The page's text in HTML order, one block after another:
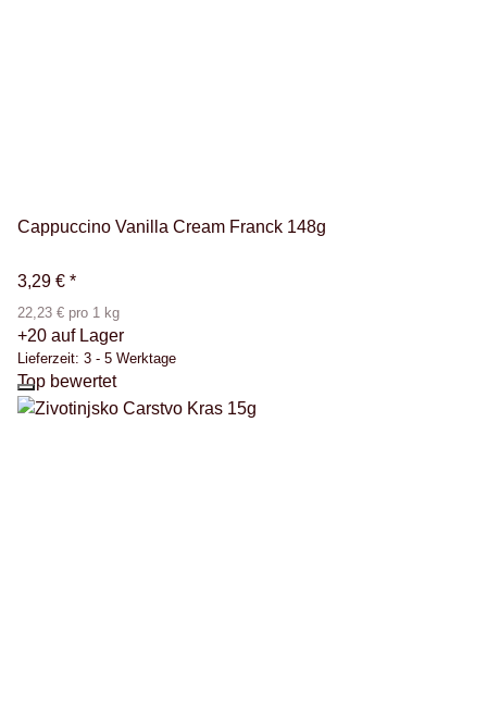
Cappuccino Vanilla Cream Franck 148g
3,29 € *
22,23 € pro 1 kg
+20 auf Lager
Lieferzeit: 3 - 5 Werktage
Top bewertet